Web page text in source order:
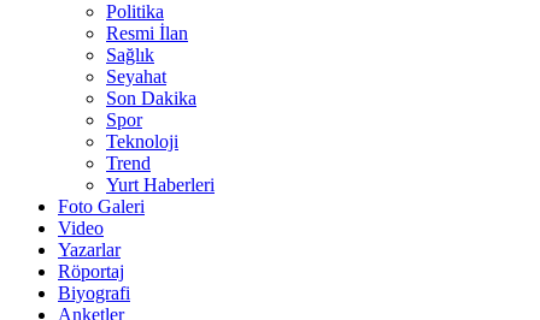
Politika
Resmi İlan
Sağlık
Seyahat
Son Dakika
Spor
Teknoloji
Trend
Yurt Haberleri
Foto Galeri
Video
Yazarlar
Röportaj
Biyografi
Anketler